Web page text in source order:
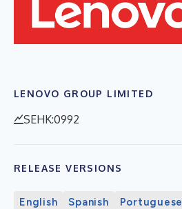
LENOVO GROUP LIMITED
SEHK:0992
RELEASE VERSIONS
English Spanish Portuguese